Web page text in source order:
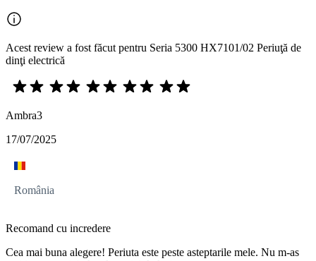
Acest review a fost făcut pentru Seria 5300 HX7101/02 Periuţă de
dinţi electrică
Ambra3
17/07/2025
România
Recomand cu incredere
Cea mai buna alegere! Periuta este peste asteptarile mele. Nu m-as